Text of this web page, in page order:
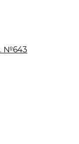
№643